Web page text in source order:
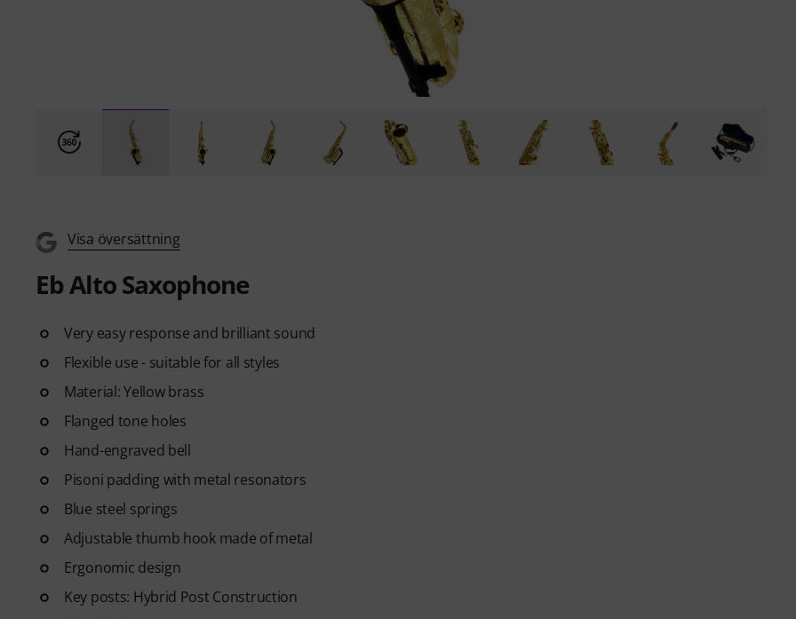
Visa översättning
Eb Alto Saxophone
Very easy response and brilliant sound
Flexible use - suitable for all styles
Material: Yellow brass
Flanged tone holes
Hand-engraved bell
Pisoni padding with metal resonators
Blue steel springs
Adjustable thumb hook made of metal
Ergonomic design
Key posts: Hybrid Post Construction